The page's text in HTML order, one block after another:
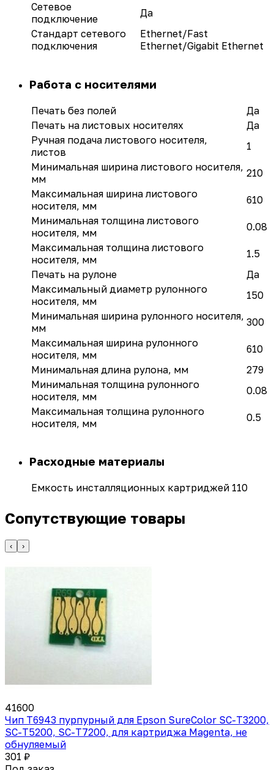
Сетевое
подключение
Да
Стандарт сетевого
подключения
Ethernet/Fast
Ethernet/Gigabit Ethernet
Работа с носителями
Печать без полей
Да
Печать на листовых носителях
Да
Ручная подача листового носителя,
листов
1
Минимальная ширина листового носителя,
мм
210
Максимальная ширина листового
носителя, мм
610
Минимальная толщина листового
носителя, мм
0.08
Максимальная толщина листового
носителя, мм
1.5
Печать на рулоне
Да
Максимальный диаметр рулонного
носителя, мм
150
Минимальная ширина рулонного носителя,
мм
300
Максимальная ширина рулонного
носителя, мм
610
Минимальная длина рулона, мм
279
Минимальная толщина рулонного
носителя, мм
0.08
Максимальная толщина рулонного
носителя, мм
0.5
Расходные материалы
Емкость инсталляционных картриджей 110
Сопутствующие товары
‹ ›
41600
Чип T6943 пурпурный для Epson SureColor SC-T3200,
SC-T5200, SC-T7200, для картриджа Magenta, не
обнуляемый
301 ₽